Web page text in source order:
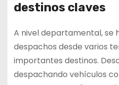
destinos claves
A nivel departamental, se
despachos desde varios
importantes destinos.
despachando vehículos